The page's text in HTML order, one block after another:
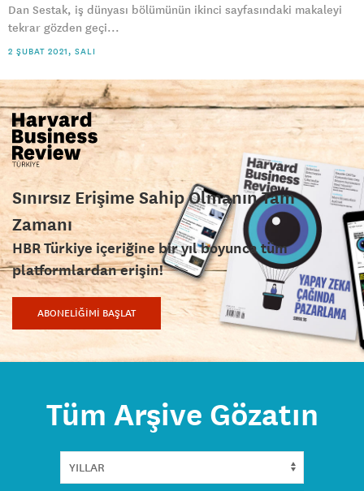
Dan Sestak, iş dünyası bölümünün ikinci sayfasındaki makaleyi
tekrar gözden geçi...
2 ŞUBAT 2021, SALI
Sınırsız Erişime Sahip Olmanın Tam
Zamanı
HBR Türkiye içeriğine bir yıl boyunca tüm
platformlardan erişin!
ABONELİĞİMİ BAŞLAT
Tüm Arşive Gözatın